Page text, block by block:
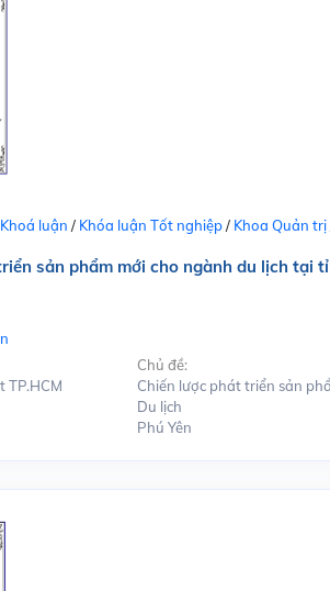
luận / Khóa luận Tốt nghiệp/ Khoa Quản trị
sản phẩm mới cho ngành du lịch tại
TP.HCM
Chủ đề:
Chiến lược phát triển sản
Du lịch
Phú Yên